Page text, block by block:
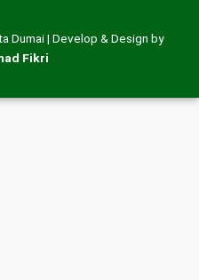
Dumai | Develop & Design by
Fikri